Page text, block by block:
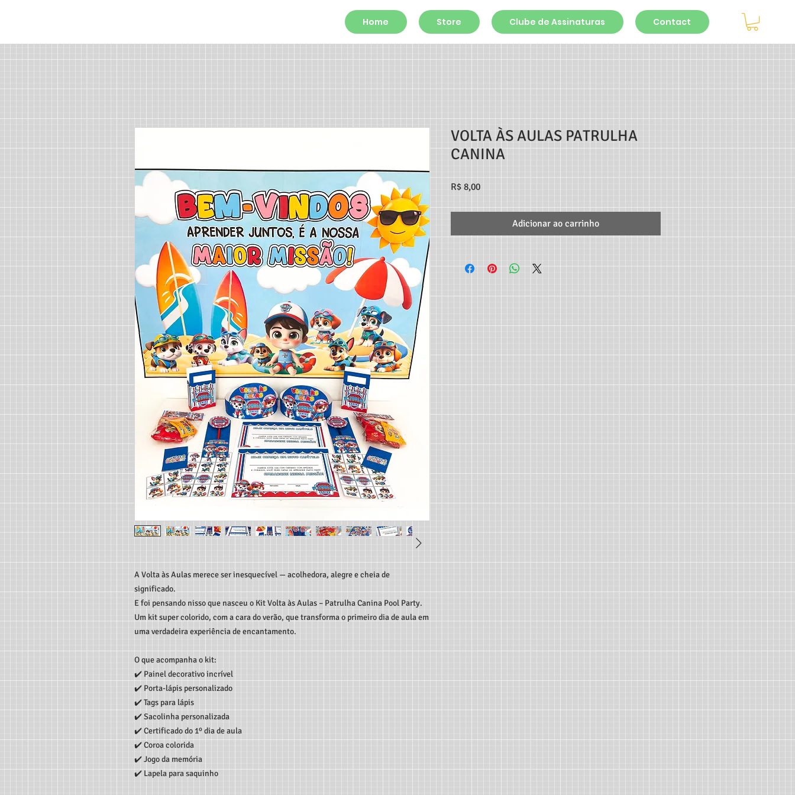
Home Store Clube de Assinaturas Contact
A Volta às Aulas merece ser inesquecível — acolhedora, alegre e cheia de
significado.
E foi pensando nisso que nasceu o Kit Volta às Aulas – Patrulha Canina Pool Party.
Um kit super colorido, com a cara do verão, que transforma o primeiro dia de aula em
uma verdadeira experiência de encantamento.
O que acompanha o kit:
✔️ Painel decorativo incrível
✔️ Porta-lápis personalizado
✔️ Tags para lápis
✔️ Sacolinha personalizada
✔️ Certificado do 1º dia de aula
✔️ Coroa colorida
✔️ Jogo da memória
✔️ Lapela para saquinho
VOLTA ÀS AULAS PATRULHA
CANINA
R$ 8,00Preço
Adicionar ao carrinho